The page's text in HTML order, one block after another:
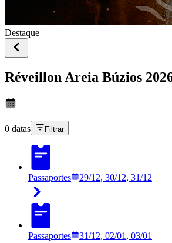
Destaque
Réveillon Areia Búzios
0 datas Filtrar
Passaportes 29/12, 30/12, 31/12
Passaportes 31/12, 02/01, 03/01